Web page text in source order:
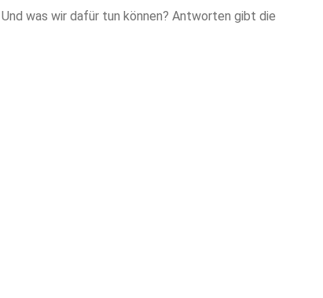
was wir dafür tun können? Antworten gibt die